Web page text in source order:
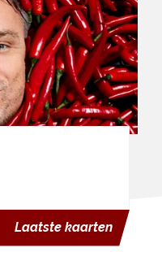
Laatste kaarten